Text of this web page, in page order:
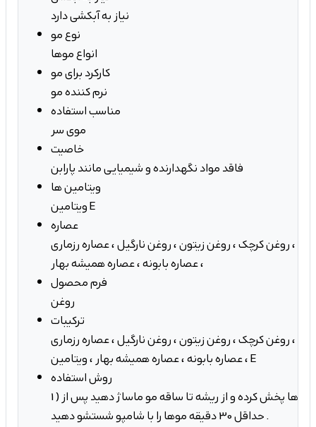
نیاز به آبکشی دارد
نوع مو
انواع موها
کارکرد برای مو
نرم کننده مو
مناسب استفاده
موی سر
خاصیت
فاقد مواد نگهدارنده و شیمیایی مانند پارابن
ویتامین ها
ویتامین E
عصاره
، روغن کرچک ، روغن زیتون ، روغن نارگیل ، عصاره رزماری
، عصاره بابونه ، عصاره همیشه بهار
فرم محصول
روغن
ترکیبات
، روغن کرچک ، روغن زیتون ، روغن نارگیل ، عصاره رزماری
، عصاره بابونه ، عصاره همیشه بهار ، ویتامین E
روش استفاده
1 ) ویال روغن را روی موها پخش کرده و از ریشه تا ساقه مو ماساژ دهید پس از
حداقل 30 دقیقه موها را با شامپو شستشو دهید .